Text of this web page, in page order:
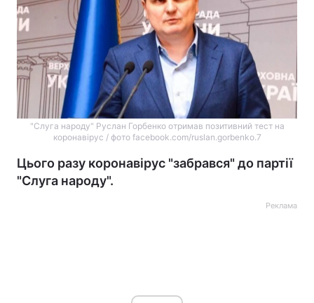
"Слуга народу" Руслан Горбенко отримав позитивний тест на
коронавірус / фото facebook.com/ruslan.gorbenko.7
Цього разу коронавірус "забрався" до партії
"Слуга народу".
Реклама